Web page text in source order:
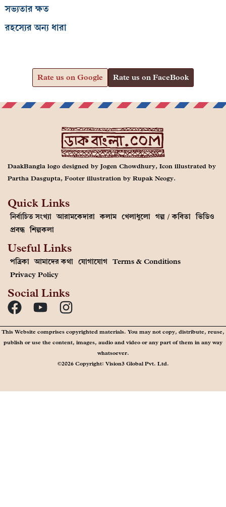
সভ্যতার ক্ষত
রহস্যের অন্য ধারা
Rate us on Google Rate us on FaceBook
DaakBangla logo designed by Jogen Chowdhury, Icon illustrated by
Partha Dasgupta, Footer illustration by Rupak Neogy.
Quick Links
নির্বাচিত সংখ্যা আরামকেদারা কলাম খেলাধুলো গল্প / কবিতা ভিডিও
প্রবন্ধ শিল্পকলা
Useful Links
পত্রিকা আমাদের কথা যোগাযোগ Terms & Conditions
Privacy Policy
Social Links
This Website comprises copyrighted materials. You may not copy, distribute, reuse,
publish or use the content, images, audio and video or any part of them in any way
whatsoever.
©2026 Copyright: Vision3 Global Pvt. Ltd.